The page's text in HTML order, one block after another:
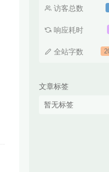
访客总数
响应耗时
全站字数
文章标签
暂无标签